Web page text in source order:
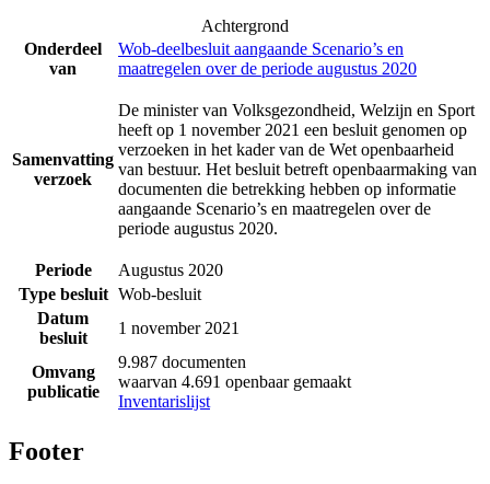
Achtergrond
Onderdeel
van
Wob-deelbesluit aangaande Scenario’s en
maatregelen over de periode augustus 2020
Samenvatting
verzoek
De minister van Volksgezondheid, Welzijn en Sport
heeft op 1 november 2021 een besluit genomen op
verzoeken in het kader van de Wet openbaarheid
van bestuur. Het besluit betreft openbaarmaking van
documenten die betrekking hebben op informatie
aangaande Scenario’s en maatregelen over de
periode augustus 2020.
Periode
Augustus 2020
Type besluit Wob-besluit
Datum
besluit
1 november 2021
Omvang
publicatie
9.987 documenten
waarvan 4.691 openbaar gemaakt
Inventarislijst
Footer